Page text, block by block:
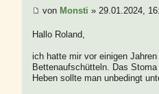
von Monsti » 29.01.2024,
Hallo Roland,
ich hatte mir vor einigen
Bettenaufschütteln. Das
Heben sollte man unbedingt